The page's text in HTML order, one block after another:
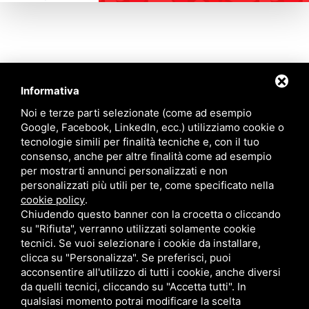
Informativa
Noi e terze parti selezionate (come ad esempio
Google, Facebook, LinkedIn, ecc.) utilizziamo cookie o
tecnologie simili per finalità tecniche e, con il tuo
consenso, anche per altre finalità come ad esempio
per mostrarti annunci personalizzati e non
personalizzati più utili per te, come specificato nella
cookie policy.
Chiudendo questo banner con la crocetta o cliccando
su "Rifiuta", verranno utilizzati solamente cookie
tecnici. Se vuoi selezionare i cookie da installare,
clicca su "Personalizza". Se preferisci, puoi
acconsentire all'utilizzo di tutti i cookie, anche diversi
da quelli tecnici, cliccando su "Accetta tutti". In
qualsiasi momento potrai modificare la scelta
Contattaci
Via Quinto Bucci, 205, 47521 Cesena (FC)
+39 0543 31536
+39 320 6635083
info@amiciziaeamore.it
Links
Chi siamo
Crea il tuo profilo
Franchising
Annunci
Blog
Contatti
Follow Us